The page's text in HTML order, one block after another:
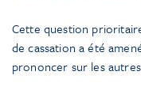
Cette question
de cassation a été
prononcer sur les